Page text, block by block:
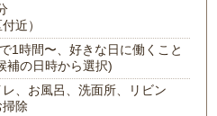
近）
1時間〜、好きな日に働くこと
補の日時から選択)
、お風呂、洗面所、リビン
除